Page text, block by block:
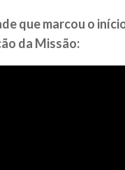
que marcou o
da Missão: